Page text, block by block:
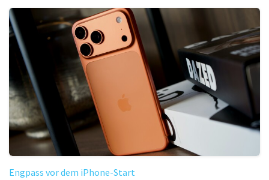
Engpass vor dem iPhone-Start